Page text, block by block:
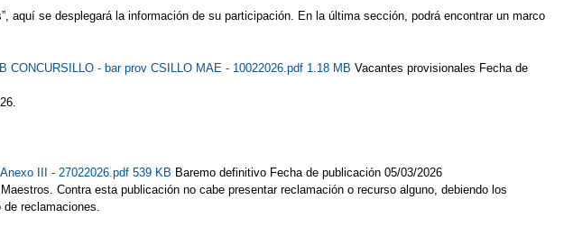
aquí se desplegará la información de su participación. En la última sección, podrá encontrar un marco
CONCURSILLO - bar prov CSILLO MAE - 10022026.pdf 1.18 MB Vacantes provisionales Fecha de
Anexo III - 27022026.pdf 539 KB Baremo definitivo Fecha de publicación 05/03/2026
Contra esta publicación no cabe presentar reclamación o recurso alguno, debiendo los
reclamaciones.